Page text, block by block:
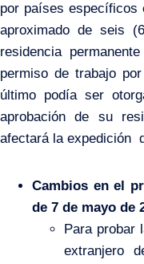
por países específicos
aproximado de seis
residencia
permiso de trabajo
último podía ser
aprobación de su
afectará la expedición
Cambios en el
de 7 de mayo de
Para probar
extranjero